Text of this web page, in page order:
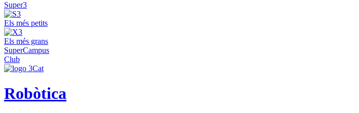
Super3
Els més petits
Els més grans
SuperCampus
Club
Robòtica